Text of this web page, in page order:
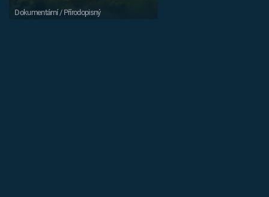
Dokumentární / Přírodopisný